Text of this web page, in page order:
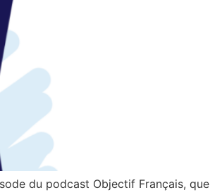
du podcast Objectif Français, que